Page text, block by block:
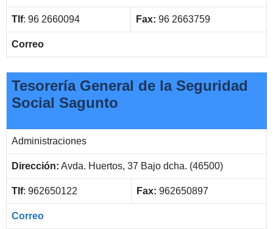
Tlf: 96 2660094 Fax: 96 2663759
Correo
Tesorería General de la Seguridad
Social Sagunto
Administraciones
Dirección: Avda. Huertos, 37 Bajo dcha. (46500)
Tlf: 962650122 Fax: 962650897
Correo